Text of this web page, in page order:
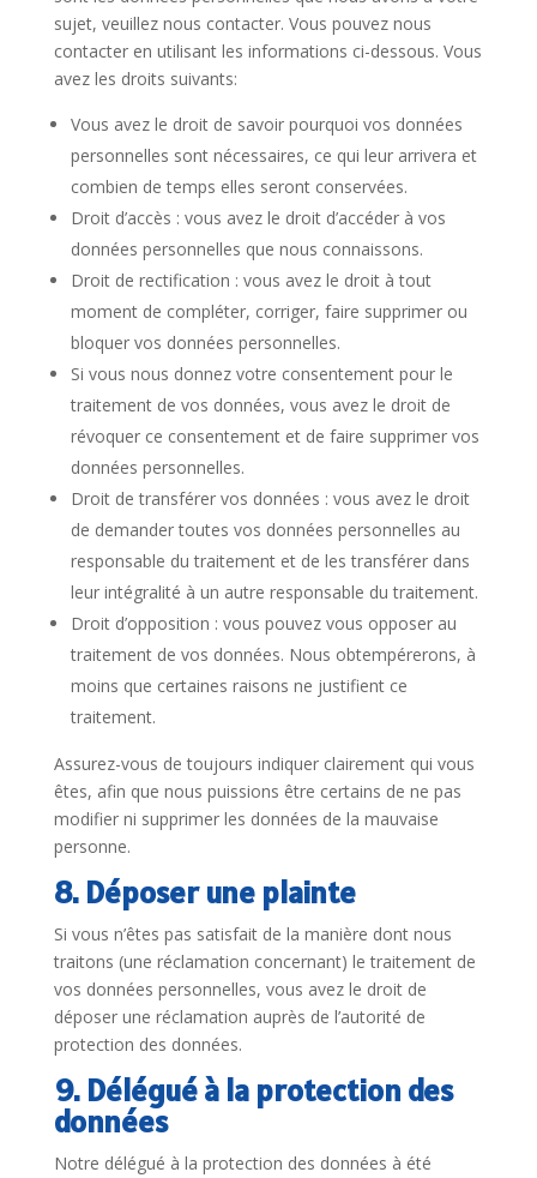
sujet, veuillez nous contacter. Vous pouvez nous
contacter en utilisant les informations ci-dessous. Vous
avez les droits suivants:
Vous avez le droit de savoir pourquoi vos données
personnelles sont nécessaires, ce qui leur arrivera et
combien de temps elles seront conservées.
Droit d’accès : vous avez le droit d’accéder à vos
données personnelles que nous connaissons.
Droit de rectification : vous avez le droit à tout
moment de compléter, corriger, faire supprimer ou
bloquer vos données personnelles.
Si vous nous donnez votre consentement pour le
traitement de vos données, vous avez le droit de
révoquer ce consentement et de faire supprimer vos
données personnelles.
Droit de transférer vos données : vous avez le droit
de demander toutes vos données personnelles au
responsable du traitement et de les transférer dans
leur intégralité à un autre responsable du traitement.
Droit d’opposition : vous pouvez vous opposer au
traitement de vos données. Nous obtempérerons, à
moins que certaines raisons ne justifient ce
traitement.
Assurez-vous de toujours indiquer clairement qui vous
êtes, afin que nous puissions être certains de ne pas
modifier ni supprimer les données de la mauvaise
personne.
8. Déposer une plainte
Si vous n’êtes pas satisfait de la manière dont nous
traitons (une réclamation concernant) le traitement de
vos données personnelles, vous avez le droit de
déposer une réclamation auprès de l’autorité de
protection des données.
9. Délégué à la protection des
données
Notre délégué à la protection des données à été